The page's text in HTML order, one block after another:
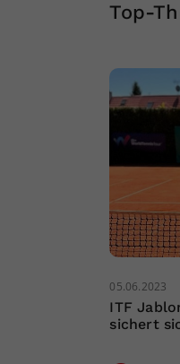
Top-
05.06.2023
ITF
sichert